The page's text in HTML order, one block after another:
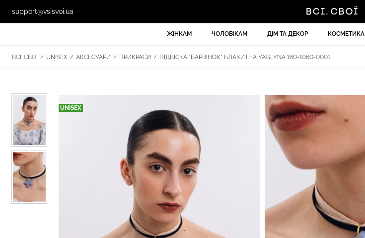
support@vsisvoi.ua
ЖІНКАМ ЧОЛОВІКАМ ДІМ ТА ДЕКОР КОСМЕТИКА
ВСІ. СВОЇ / UNISEX / АКСЕСУАРИ / ПРИКРАСИ / ПІДВІСКА "БАРВІНОК" БЛАКИТНА YAGLYNA 160-1060-0001
UNISEX